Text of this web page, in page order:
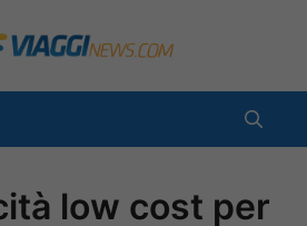
low cost per